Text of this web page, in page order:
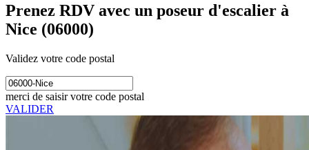
Prenez RDV avec un poseur d'escalier à
Nice (06000)
Validez votre code postal
merci de saisir votre code postal
VALIDER